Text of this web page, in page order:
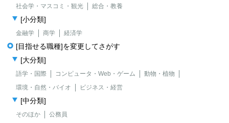
社会学・マスコミ・観光
総合・教養
[小分類]
金融学 商学 経済学
[目指せる職種]を変更してさがす
[大分類]
語学・国際 コンピュータ・Web・ゲーム
動物・植物
環境・自然・バイオ
ビジネス・経営
[中分類]
そのほか 公務員